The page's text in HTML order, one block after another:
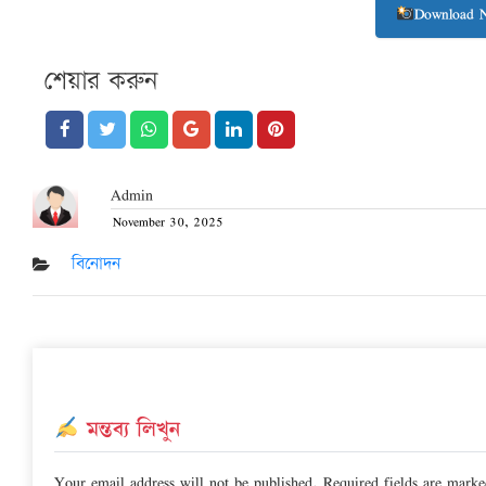
Download
শেয়ার করুন
Admin
Posted
on
November 30, 2025
বিনোদন
মন্তব্য লিখুন